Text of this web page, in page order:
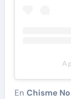
A
En Chisme